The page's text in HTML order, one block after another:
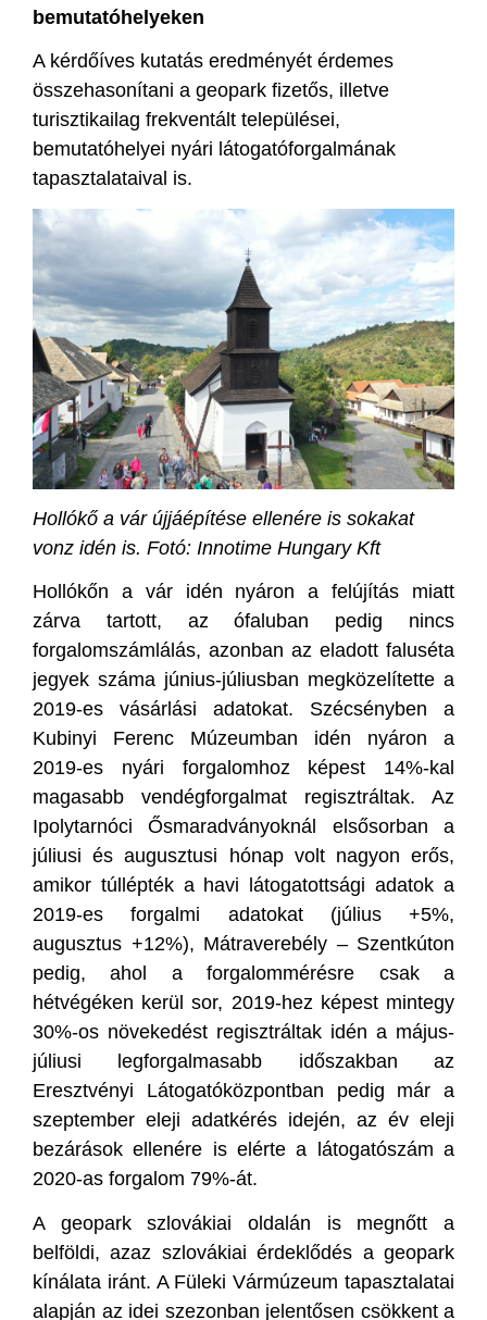
bemutatóhelyeken
A kérdőíves kutatás eredményét érdemes
összehasonítani a geopark fizetős, illetve
turisztikailag frekventált települései,
bemutatóhelyei nyári látogatóforgalmának
tapasztalataival is.
Hollókő a vár újjáépítése ellenére is sokakat
vonz idén is. Fotó: Innotime Hungary Kft
Hollókőn a vár idén nyáron a felújítás miatt
zárva tartott, az ófaluban pedig nincs
forgalomszámlálás, azonban az eladott faluséta
jegyek száma június-júliusban megközelítette a
2019-es vásárlási adatokat. Szécsényben a
Kubinyi Ferenc Múzeumban idén nyáron a
2019-es nyári forgalomhoz képest 14%-kal
magasabb vendégforgalmat regisztráltak. Az
Ipolytarnóci Ősmaradványoknál elsősorban a
júliusi és augusztusi hónap volt nagyon erős,
amikor túllépték a havi látogatottsági adatok a
2019-es forgalmi adatokat (július +5%,
augusztus +12%), Mátraverebély – Szentkúton
pedig, ahol a forgalommérésre csak a
hétvégéken kerül sor, 2019-hez képest mintegy
30%-os növekedést regisztráltak idén a május-
júliusi legforgalmasabb időszakban az
Eresztvényi Látogatóközpontban pedig már a
szeptember eleji adatkérés idején, az év eleji
bezárások ellenére is elérte a látogatószám a
2020-as forgalom 79%-át.
A geopark szlovákiai oldalán is megnőtt a
belföldi, azaz szlovákiai érdeklődés a geopark
kínálata iránt. A Füleki Vármúzeum tapasztalatai
alapján az idei szezonban jelentősen csökkent a